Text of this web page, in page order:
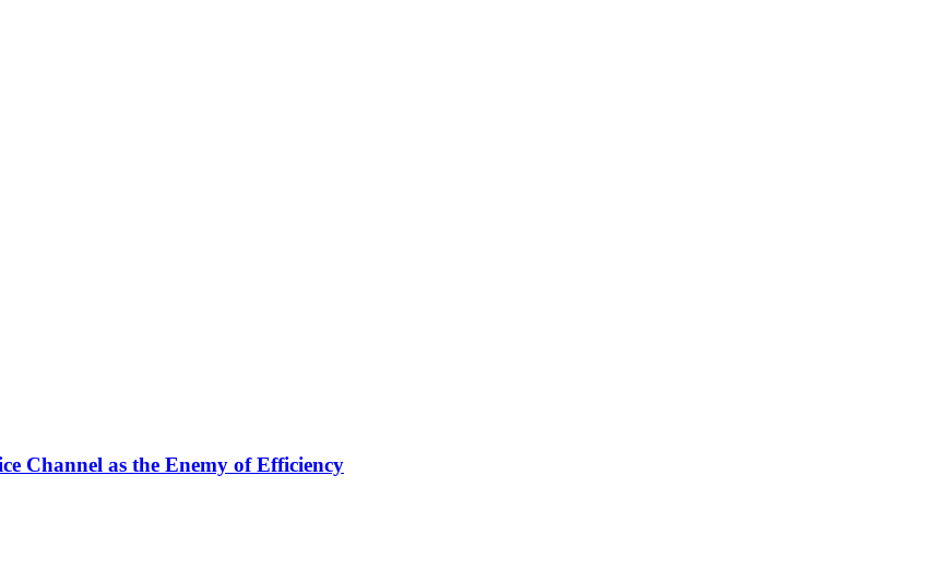
Channel as the Enemy of Efficiency